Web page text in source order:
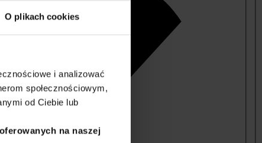
O plikach cookies
i analizować
społecznościowym,
od Ciebie lub
na naszej